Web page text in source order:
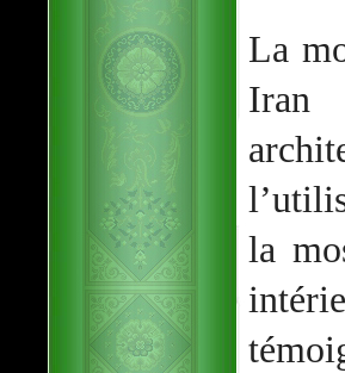
La
Iran
la